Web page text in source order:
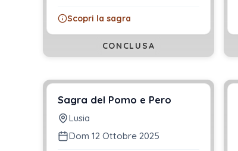
Scopri la sagra
CONCLUSA
Sagra del Pomo e Pero
Lusia
Dom 12 Ottobre 2025